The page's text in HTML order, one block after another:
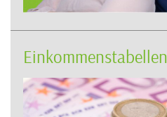
Einkommenstabellen